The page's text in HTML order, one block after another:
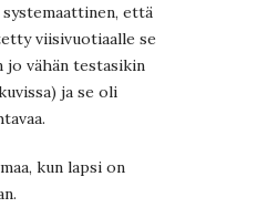
että
viisivuotiaalle se
jo vähän testasikin
ja se oli
kun lapsi on